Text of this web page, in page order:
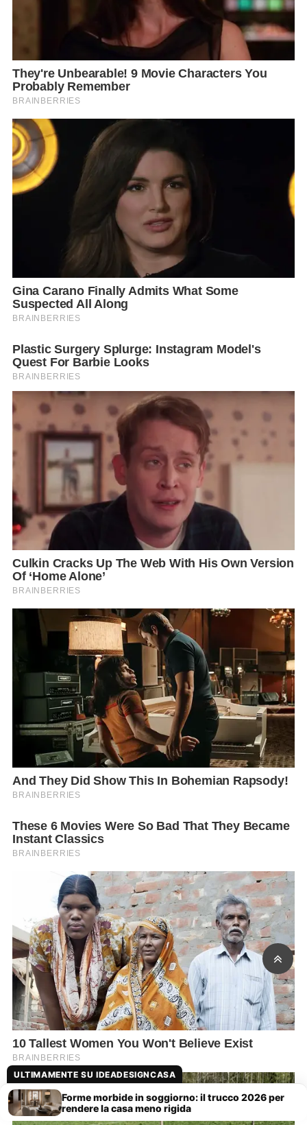
ULTIMAMENTE SU IDEADESIGNCASA
Forme morbide in soggiorno: il trucco 2026 per
rendere la casa meno rigida